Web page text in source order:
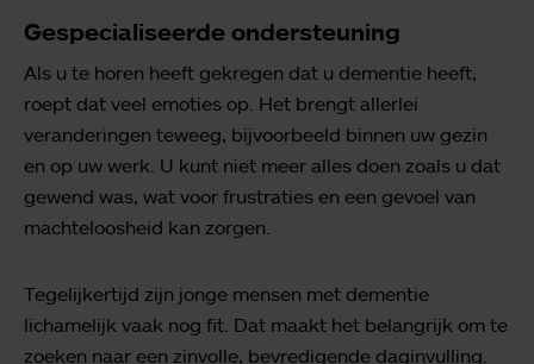
Gespecialiseerde ondersteuning
Als u te horen heeft gekregen dat u dementie heeft,
roept dat veel emoties op. Het brengt allerlei
veranderingen teweeg, bijvoorbeeld binnen uw gezin
en op uw werk. U kunt niet meer alles doen zoals u dat
gewend was, wat voor frustraties en een gevoel van
machteloosheid kan zorgen.
Tegelijkertijd zijn jonge mensen met dementie
lichamelijk vaak nog fit. Dat maakt het belangrijk om te
zoeken naar een zinvolle, bevredigende daginvulling.